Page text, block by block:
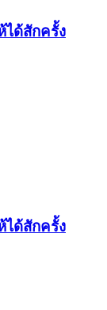
ได้สักครั้ง
ได้สักครั้ง